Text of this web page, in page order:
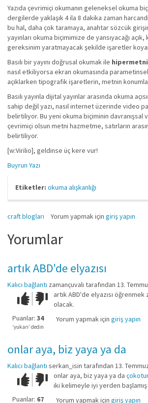
Yazıda çevrimiçi okumanın geleneksel okuma
dergilerde yaklaşık 4 ila 8 dakika zaman
bu hal, daha çok taramaya, anahtar sözcük
yayınları okuma biçimimize de yansıyacağı
gereksinim yaratmayacak şekilde işaretler
Basılı bir yayını doğrusal okumak ile hipermetni
nasıl etkiliyorsa ekran okumasında
açıklarken tipografik işaretlerin, metnin
Basılı yayınla dijital yayınlar arasında okuma
sahip değil yazı, nasıl internet üzerinde video
belirtiliyor. Bu yeni okuma biçiminin davranışsal
çevrimiçi olsun metni hazmetme, satırların
belirtiliyor.
[w:Virilio], geldinse üç kere vur!
Buyrun Yazı
Etiketler: okuma alışkanlığı
craft blogları Yorum yapmak için giriş yapın
Yorumlar
artık ABD'de elyazısı
Kalıcı bağlantı zamançuvalı tarafından 13.
Çok iyi!O
kadar
iyi
değil!
Puanlar: 34
‘yukarı’ dedin
artık ABD'de elyazısı
olacak.
Yorum yapmak için giriş yapın
onlar aya, biz yaya ya da
Kalıcı bağlantı serkan_isin tarafından 13.
Çok iyi!O
kadar
iyi
Puanlar: 67
onlar aya, biz yaya ya da
iki kelimeyle iyi yerden başlamış
Yorum yapmak için giriş yapın